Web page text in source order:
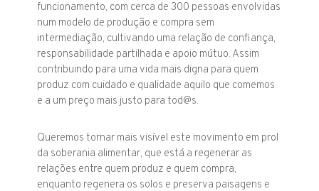
funcionamento, com cerca de 300 pessoas envolvidas
num modelo de produção e compra sem
intermediação, cultivando uma relação de confiança,
responsabilidade partilhada e apoio mútuo. Assim
contribuindo para uma vida mais digna para quem
produz com cuidado e qualidade aquilo que comemos
e a um preço mais justo para tod@s.
Queremos tornar mais visível este movimento em prol
da soberania alimentar, que está a regenerar as
relações entre quem produz e quem compra,
enquanto regenera os solos e preserva paisagens e